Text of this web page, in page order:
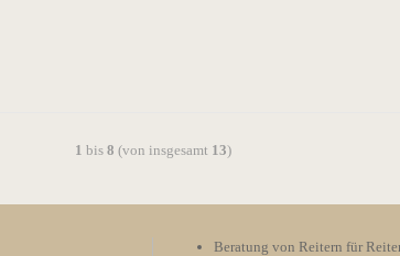
1 bis 8 (von insgesamt 13)
Beratung von Reitern für